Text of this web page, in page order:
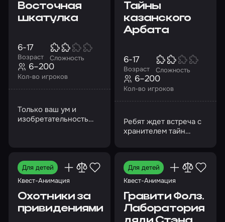
Восточная
шкатулка
Возраст
6-17
Сложность
Кол-во игроков
6–200
Только ваш ум и
изобретательность
Тайны
казанского
Арбата
Возраст
6-17
Сложность
Кол-во игроков
6–200
Ребят ждет встреча с
хранителем тайн
Для детей
Квест-Анимация
Охотники за
привидениями
Для детей
Квест-Анимация
Гравити Фолз.
Лаборатория